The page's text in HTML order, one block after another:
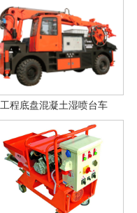
工程底盘混凝土湿喷台车